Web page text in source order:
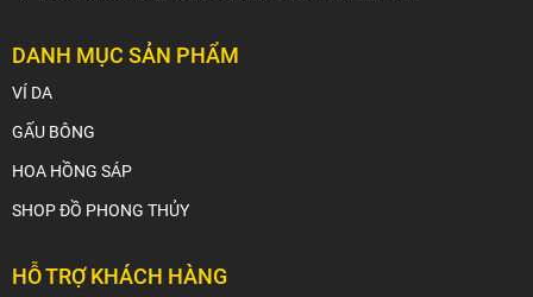
DANH MỤC SẢN PHẨM
VÍ DA
GẤU BÔNG
HOA HỒNG SÁP
SHOP ĐỒ PHONG THỦY
HỖ TRỢ KHÁCH HÀNG